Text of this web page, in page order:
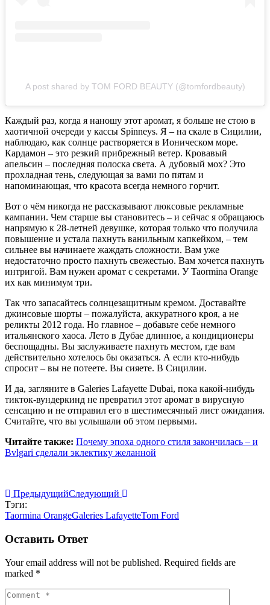
A post shared by TOM FORD BEAUTY (@tomfordbeauty)
Каждый раз, когда я наношу этот аромат, я больше не стою в
хаотичной очереди у кассы Spinneys. Я – на скале в Сицилии,
наблюдаю, как солнце растворяется в Ионическом море.
Кардамон – это резкий прибрежный ветер. Кровавый
апельсин – последняя полоска света. А дубовый мох? Это
прохладная тень, следующая за вами по пятам и
напоминающая, что красота всегда немного горчит.
Вот о чём никогда не рассказывают люксовые рекламные
кампании. Чем старше вы становитесь – и сейчас я обращаюсь
напрямую к 28-летней девушке, которая только что получила
повышение и устала пахнуть ванильным капкейком, – тем
сильнее вы начинаете жаждать сложности. Вам уже
недостаточно просто пахнуть свежестью. Вам хочется пахнуть
интригой. Вам нужен аромат с секретами. У Taormina Orange
их как минимум три.
Так что запасайтесь солнцезащитным кремом. Доставайте
джинсовые шорты – пожалуйста, аккуратного кроя, а не
реликты 2012 года. Но главное – добавьте себе немного
итальянского хаоса. Лето в Дубае длинное, а кондиционеры
беспощадны. Вы заслуживаете пахнуть местом, где вам
действительно хотелось бы оказаться. А если кто-нибудь
спросит – вы не потеете. Вы сияете. В Сицилии.
И да, загляните в Galeries Lafayette Dubai, пока какой-нибудь
тикток-вундеркинд не превратил этот аромат в вирусную
сенсацию и не отправил его в шестимесячный лист ожидания.
Считайте, что вы услышали об этом первыми.
Читайте также: Почему эпоха одного стиля закончилась – и
Bvlgari сделали эклектику желанной
ПредыдущийСледующий
Тэги:
Taormina OrangeGaleries LafayetteTom Ford
Оставить Ответ
Your email address will not be published. Required fields are
marked *